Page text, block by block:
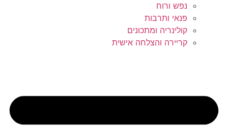
נפש ורוח
פנאי ותרבות
קולינריה ומתכונים
קריירה והצלחה אישית